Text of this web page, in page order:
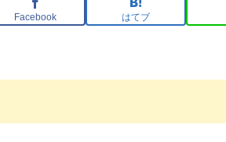
Facebook はてブ